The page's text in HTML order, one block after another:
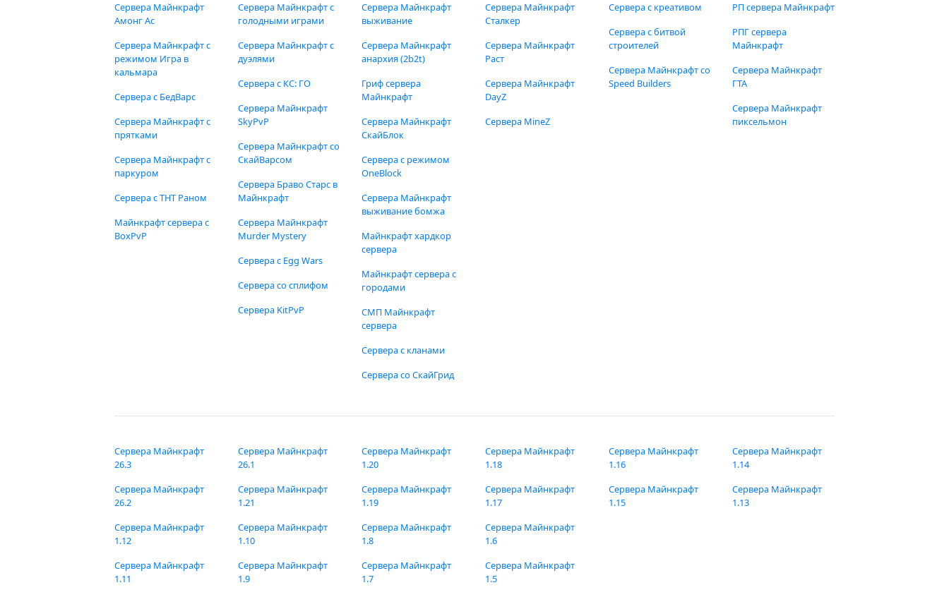
Сервера Майнкрафт
Амонг Ас
Сервера Майнкрафт с
режимом Игра в
кальмара
Сервера с БедВарс
Сервера Майнкрафт с
прятками
Сервера Майнкрафт с
паркуром
Сервера с ТНТ Раном
Майнкрафт сервера с
BoxPvP
Сервера Майнкрафт с
голодными играми
Сервера Майнкрафт с
дуэлями
Сервера с КС: ГО
Сервера Майнкрафт
SkyPvP
Сервера Майнкрафт со
СкайВарсом
Сервера Браво Старс в
Майнкрафт
Сервера Майнкрафт
Murder Mystery
Сервера с Egg Wars
Сервера со сплифом
Сервера KitPvP
Сервера Майнкрафт
выживание
Сервера Майнкрафт
анархия (2b2t)
Гриф сервера
Майнкрафт
Сервера Майнкрафт
СкайБлок
Сервера с режимом
OneBlock
Сервера Майнкрафт
выживание бомжа
Майнкрафт хардкор
сервера
Майнкрафт сервера с
городами
СМП Майнкрафт
сервера
Сервера с кланами
Сервера со СкайГрид
Сервера Майнкрафт
Сталкер
Сервера Майнкрафт
Раст
Сервера Майнкрафт
DayZ
Сервера MineZ
Сервера с креативом
Сервера с битвой
строителей
Сервера Майнкрафт со
Speed Builders
РП сервера Майнкрафт
РПГ сервера
Майнкрафт
Сервера Майнкрафт
ГТА
Сервера Майнкрафт
пиксельмон
Сервера Майнкрафт
26.3
Сервера Майнкрафт
26.2
Сервера Майнкрафт
26.1
Сервера Майнкрафт
1.21
Сервера Майнкрафт
1.20
Сервера Майнкрафт
1.19
Сервера Майнкрафт
1.18
Сервера Майнкрафт
1.17
Сервера Майнкрафт
1.16
Сервера Майнкрафт
1.15
Сервера Майнкрафт
1.14
Сервера Майнкрафт
1.13
Сервера Майнкрафт
1.12
Сервера Майнкрафт
1.11
Сервера Майнкрафт
1.10
Сервера Майнкрафт
1.9
Сервера Майнкрафт
1.8
Сервера Майнкрафт
1.7
Сервера Майнкрафт
1.6
Сервера Майнкрафт
1.5